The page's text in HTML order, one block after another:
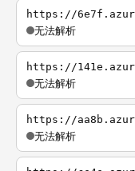
https://
无法解析
https://
无法解析
https://
无法解析